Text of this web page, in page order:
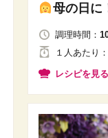
母の日に
調理時間：
１人 あたり ：
レシピを見る